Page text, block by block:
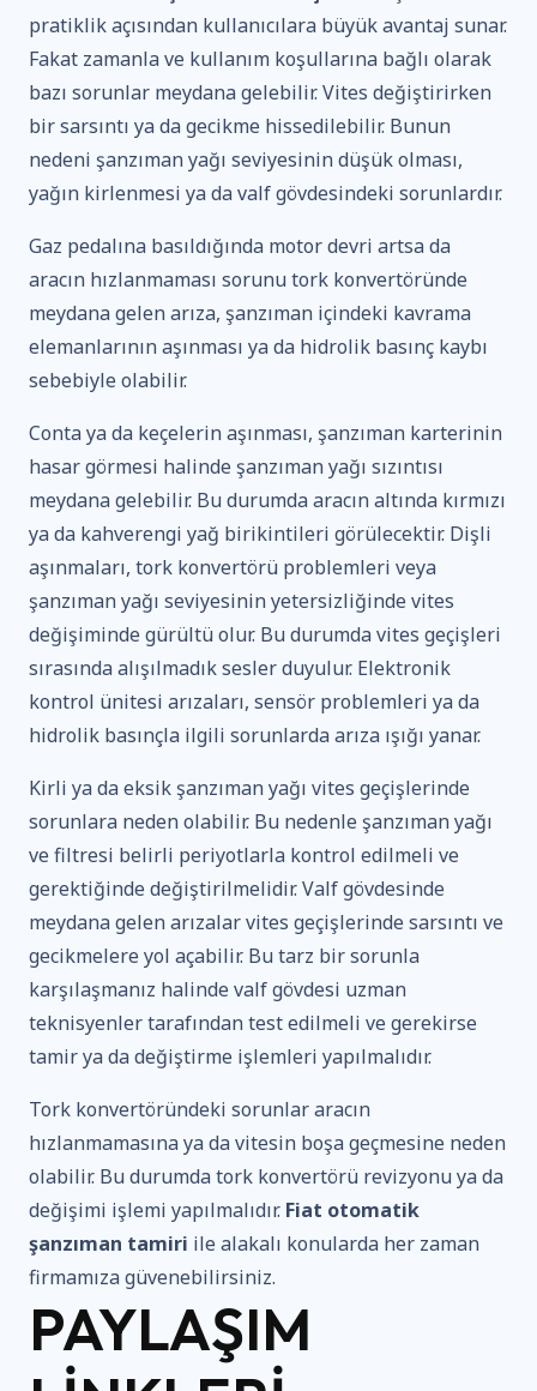
pratiklik açısından kullanıcılara büyük avantaj sunar.
Fakat zamanla ve kullanım koşullarına bağlı olarak
bazı sorunlar meydana gelebilir. Vites değiştirirken
bir sarsıntı ya da gecikme hissedilebilir. Bunun
nedeni şanzıman yağı seviyesinin düşük olması,
yağın kirlenmesi ya da valf gövdesindeki sorunlardır.
Gaz pedalına basıldığında motor devri artsa da
aracın hızlanmaması sorunu tork konvertöründe
meydana gelen arıza, şanzıman içindeki kavrama
elemanlarının aşınması ya da hidrolik basınç kaybı
sebebiyle olabilir.
Conta ya da keçelerin aşınması, şanzıman karterinin
hasar görmesi halinde şanzıman yağı sızıntısı
meydana gelebilir. Bu durumda aracın altında kırmızı
ya da kahverengi yağ birikintileri görülecektir. Dişli
aşınmaları, tork konvertörü problemleri veya
şanzıman yağı seviyesinin yetersizliğinde vites
değişiminde gürültü olur. Bu durumda vites geçişleri
sırasında alışılmadık sesler duyulur. Elektronik
kontrol ünitesi arızaları, sensör problemleri ya da
hidrolik basınçla ilgili sorunlarda arıza ışığı yanar.
Kirli ya da eksik şanzıman yağı vites geçişlerinde
sorunlara neden olabilir. Bu nedenle şanzıman yağı
ve filtresi belirli periyotlarla kontrol edilmeli ve
gerektiğinde değiştirilmelidir. Valf gövdesinde
meydana gelen arızalar vites geçişlerinde sarsıntı ve
gecikmelere yol açabilir. Bu tarz bir sorunla
karşılaşmanız halinde valf gövdesi uzman
teknisyenler tarafından test edilmeli ve gerekirse
tamir ya da değiştirme işlemleri yapılmalıdır.
Tork konvertöründeki sorunlar aracın
hızlanmamasına ya da vitesin boşa geçmesine neden
olabilir. Bu durumda tork konvertörü revizyonu ya da
değişimi işlemi yapılmalıdır. Fiat otomatik
şanzıman tamiri ile alakalı konularda her zaman
firmamıza güvenebilirsiniz.
PAYLAŞIM